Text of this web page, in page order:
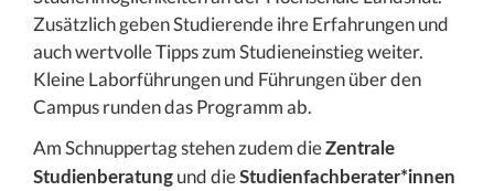
Zusätzlich geben Studierende ihre Erfahrungen und
auch wertvolle Tipps zum Studieneinstieg weiter.
Kleine Laborführungen und Führungen über den
Campus runden das Programm ab.
Am Schnuppertag stehen zudem dieZentrale
Studienberatung und dieStudienfachberater*innen